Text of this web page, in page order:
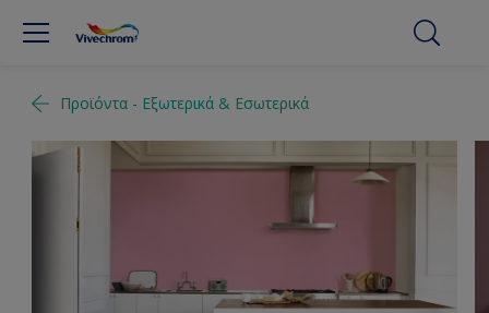
Προϊόντα - Εξωτερικά & Εσωτερικά